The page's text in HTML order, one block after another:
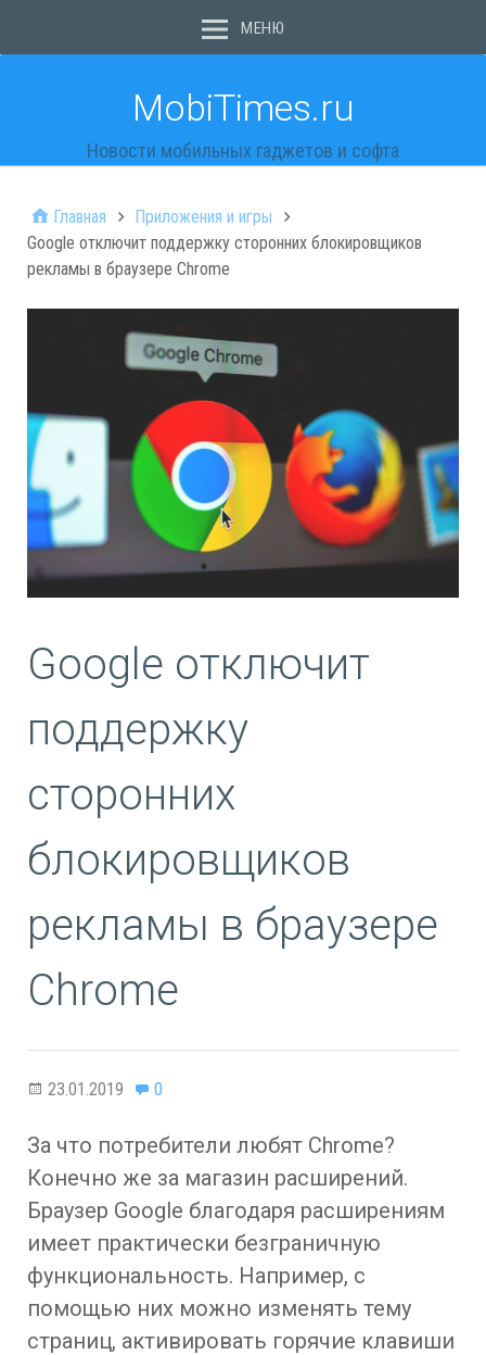
МЕНЮ
MobiTimes.ru
Новости мобильных гаджетов и софта
Главная
Приложения и игры
Google отключит поддержку сторонних блокировщиков
рекламы в браузере Chrome
Google отключит
поддержку
сторонних
блокировщиков
рекламы в браузере
Chrome
23.01.2019 0
За что потребители любят Chrome?
Конечно же за магазин расширений.
Браузер Google благодаря расширениям
имеет практически безграничную
функциональность. Например, с
помощью них можно изменять тему
страниц, активировать горячие клавиши